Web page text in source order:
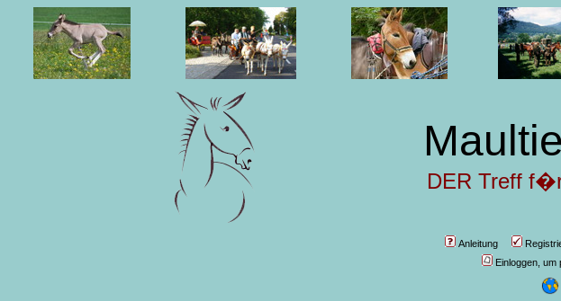
DER Treff
Anleitung
Einloggen,